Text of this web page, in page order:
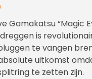
Gamakatsu “Magic
is
te vangen
uitkomst
te zetten zijn.